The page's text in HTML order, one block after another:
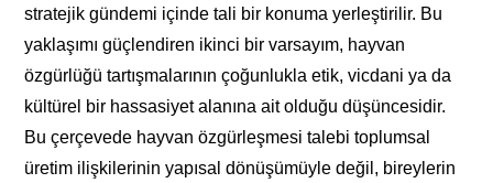
stratejik gündemi içinde tali bir konuma yerleştirilir. Bu
yaklaşımı güçlendiren ikinci bir varsayım, hayvan
özgürlüğü tartışmalarının çoğunlukla etik, vicdani ya da
kültürel bir hassasiyet alanına ait olduğu düşüncesidir.
Bu çerçevede hayvan özgürleşmesi talebi toplumsal
üretim ilişkilerinin yapısal dönüşümüyle değil, bireylerin